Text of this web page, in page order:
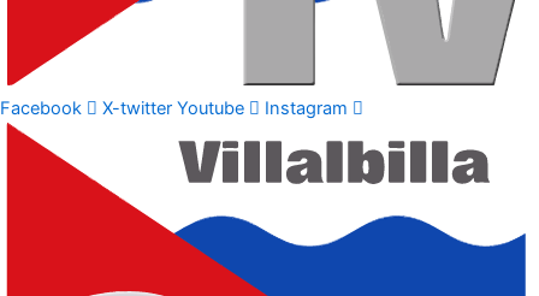
Facebook X-twitter Youtube Instagram